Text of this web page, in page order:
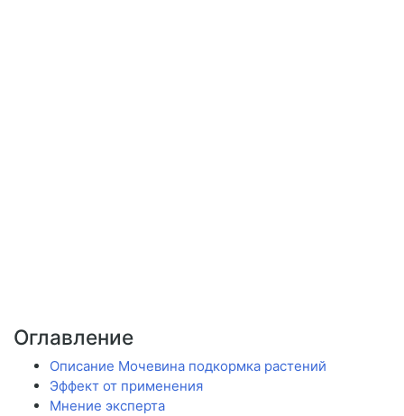
Оглавление
Описание Мочевина подкормка растений
Эффект от применения
Мнение эксперта